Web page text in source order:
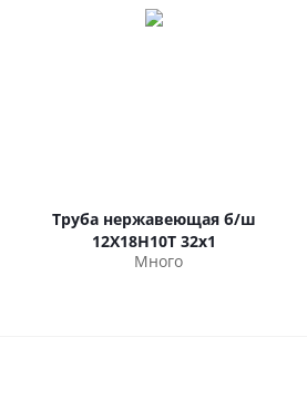
Труба нержавеющая б/ш
12Х18Н10Т 32х1
Много